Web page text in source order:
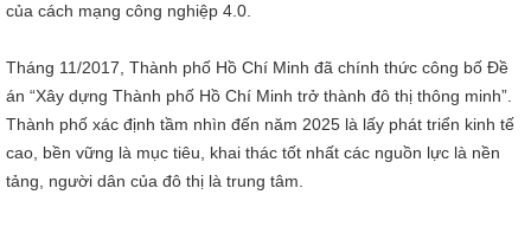
của cách mạng công nghiệp 4.0.
Tháng 11/2017, Thành phố Hồ Chí Minh đã chính thức công bố Đề
án “Xây dựng Thành phố Hồ Chí Minh trở thành đô thị thông minh”.
Thành phố xác định tầm nhìn đến năm 2025 là lấy phát triển kinh tế
cao, bền vững là mục tiêu, khai thác tốt nhất các nguồn lực là nền
tảng, người dân của đô thị là trung tâm.